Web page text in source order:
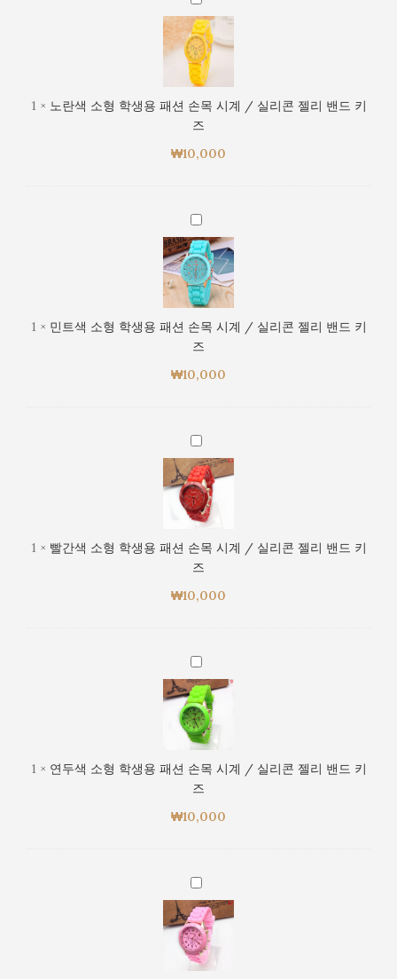
즈
계
/
실
리
콘
젤
리
즈
란
색
소
형
생
용
패
목
계
/
실
리
콘
젤
리
즈
1 × 노란색 소형 학생용 패션 손목 시계 / 실리콘 젤리 밴드 키
즈
₩10,000
민
트
색
소
형
생
용
패
목
계
/
실
콘
젤
리
즈
1 × 민트색 소형 학생용 패션 손목 시계 / 실리콘 젤리 밴드 키
즈
₩10,000
빨
간
색
소
형
생
용
패
목
계
/
실
리
콘
젤
리
즈
1 × 빨간색 소형 학생용 패션 손목 시계 / 실리콘 젤리 밴드 키
즈
₩10,000
연
두
색
소
형
생
용
패
목
계
/
실
리
1 × 연두색 소형 학생용 패션 손목 시계 / 실리콘 젤리 밴드 키
즈
₩10,000
분
홍
색
소
형